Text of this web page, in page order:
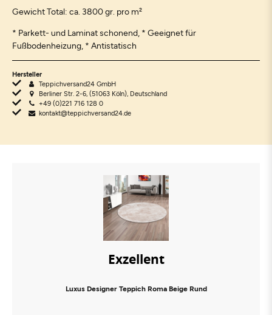
Gewicht Total: ca. 3800 gr. pro m²
* Parkett- und Laminat schonend, * Geeignet für
Fußbodenheizung, * Antistatisch
Hersteller
Teppichversand24 GmbH
Berliner Str. 2-6, (51063 Köln), Deutschland
+49 (0)221 716 128 0
kontakt@teppichversand24.de
Exzellent
Luxus Designer Teppich Roma Beige Rund